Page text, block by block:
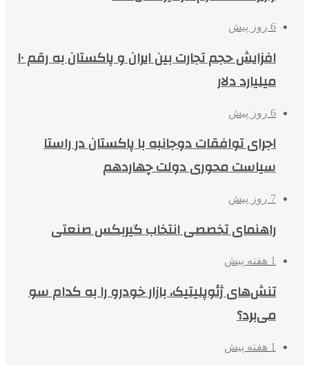
6 روز پیش
افزایش حجم تجارت بین ایران و پاکستان به رقم ۱۰
میلیارد دلار
6 روز پیش
اجرای توافقات دوجانبه با پاکستان در راستا
سیاست محوری دولت چهاردهم
7 روز پیش
راهنمای تخصصی انتخاب گیربکس صنعتی
1 هفته پیش
تنش‌های ژئوپلیتیک، بازار خودرو را به کدام سو
می‌برد؟
1 هفته پیش